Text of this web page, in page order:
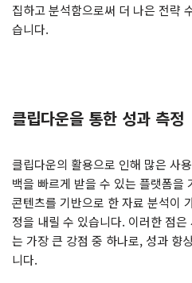
집하고 분석함으로써 더 나은 전략
습니다.
클립다운을 통한 성과 측정
클립다운의 활용으로 인해 많은 사
백을 빠르게 받을 수 있는 플랫폼을
콘텐츠를 기반으로 한 자료 분석이
정을 내릴 수 있습니다. 이러한 점
는 가장 큰 강점 중 하나로, 성과 향
니다.